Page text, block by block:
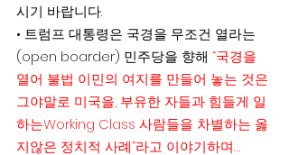
시기 바랍니다.
• 트럼프 대통령은 국경을 무조건 열라는
(open boarder) 민주당을 향해 “국경을
열어 불법 이민의 여지를 만들어 놓는 것은
그야말로 미국을, 부유한 자들과 힘들게 일
하는Working Class 사람들을 차별하는 옳
지않은 정치적 사례”라고 이야기하며…